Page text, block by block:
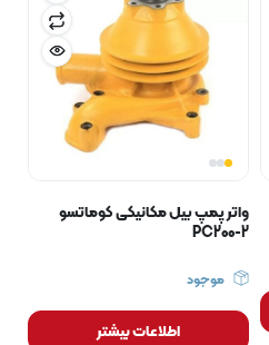
واتر پمپ بیل مکانیکی کوماتسو
PC200-2
موجود
اطلاعات بیشتر